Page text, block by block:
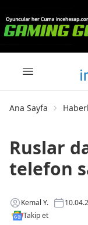
Ana Sayfa
Ruslar
telefon
Kemal Y.
Takip et